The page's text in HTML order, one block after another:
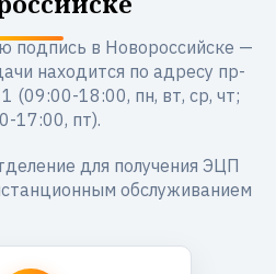
подпись в Новороссийске —
находится по адресу пр-
(09:00-18:00, пн, вт, ср, чт;
17:00, пт).
для получения ЭЦП
обслуживанием